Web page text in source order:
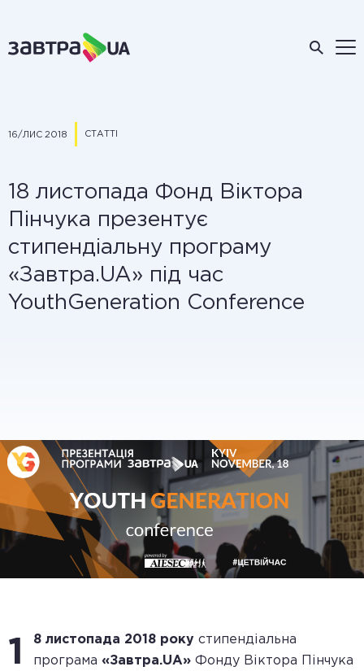
16/ЛИС 2018 СТАТТІ
18 листопада Фонд Віктора
Пінчука презентує
стипендіальну програму
«Завтра.UA» під час
YouthGeneration Conference
1 8 листопада 2018 року стипендіальна
програма «Завтра.UA» Фонду Віктора Пінчука